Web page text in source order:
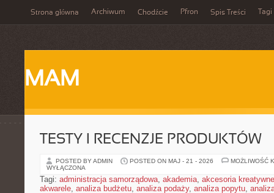
Strona główna Archiwum Chodźcie Pfron Spis Treści Tagi
MAM
TESTY I RECENZJE PRODUKTÓW
POSTED BY ADMIN POSTED ON MAJ - 21 - 2026
MOŻLIWOŚĆ
WYŁĄCZONA
Tagi: administracja samorządowa, akademia, akcesoria kreatywne
akwarele, analiza budżetu, analiza podaży, analiza popytu,